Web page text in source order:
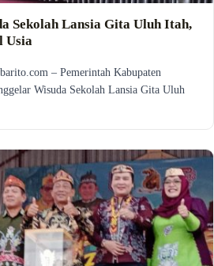
Sekolah Lansia Gita Uluh Itah,
Usia
– Pemerintah Kabupaten
Wisuda Sekolah Lansia Gita Uluh